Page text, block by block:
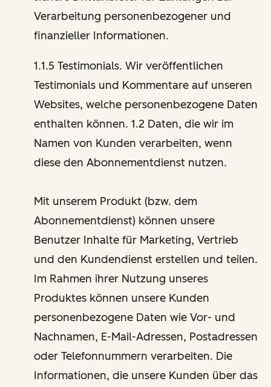
Verarbeitung personenbezogener und
finanzieller Informationen.
1.1.5 Testimonials. Wir veröffentlichen
Testimonials und Kommentare auf unseren
Websites, welche personenbezogene Daten
enthalten können. 1.2 Daten, die wir im
Namen von Kunden verarbeiten, wenn
diese den Abonnementdienst nutzen.
Mit unserem Produkt (bzw. dem
Abonnementdienst) können unsere
Benutzer Inhalte für Marketing, Vertrieb
und den Kundendienst erstellen und teilen.
Im Rahmen ihrer Nutzung unseres
Produktes können unsere Kunden
personenbezogene Daten wie Vor- und
Nachnamen, E-Mail-Adressen, Postadressen
oder Telefonnummern verarbeiten. Die
Informationen, die unsere Kunden über das